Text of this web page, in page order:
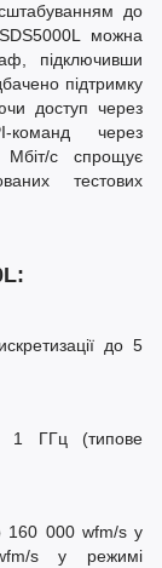
до
можна
підключивши
підтримку
доступ через
команд через
с спрощує
тестових
до 5
1 ГГц (типове
160 000 wfm/s у
s у режимі